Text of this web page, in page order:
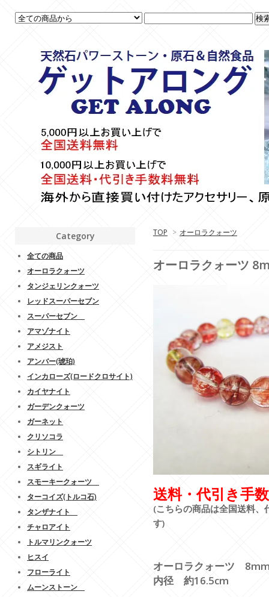
TOP > オーロラクォーツ
オーロラクォーツ
送料・代引き手
(こちらの商品は全国送料
す)
オーロラクォーツ
内径 約16.5cm
Category
全ての商品
オーロラクォーツ
タンジェリンクォーツ
レッドスーパーセブン
スーパーセブン
アマゾナイト
アメジスト
アンバー(琥珀)
インカローズ(ロードクロサイト)
カイヤナイト
ガーデンクォーツ
ガーネット
クリソコラ
シトリン
スギライト
スモーキークォーツ
ターコイズ(トルコ石)
タンザナイト
チャロアイト
トルマリンクォーツ
ヒスイ
フローライト
ムーンストーン